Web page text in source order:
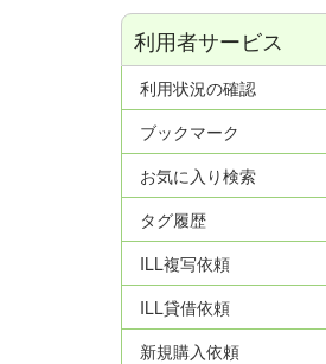
利用者サービス
利用状況の確認
ブックマーク
お気に入り検索
タグ履歴
ILL複写依頼
ILL貸借依頼
新規購入依頼